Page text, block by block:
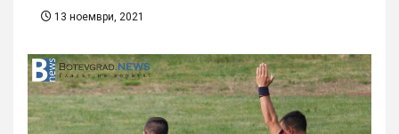
13 ноември, 2021